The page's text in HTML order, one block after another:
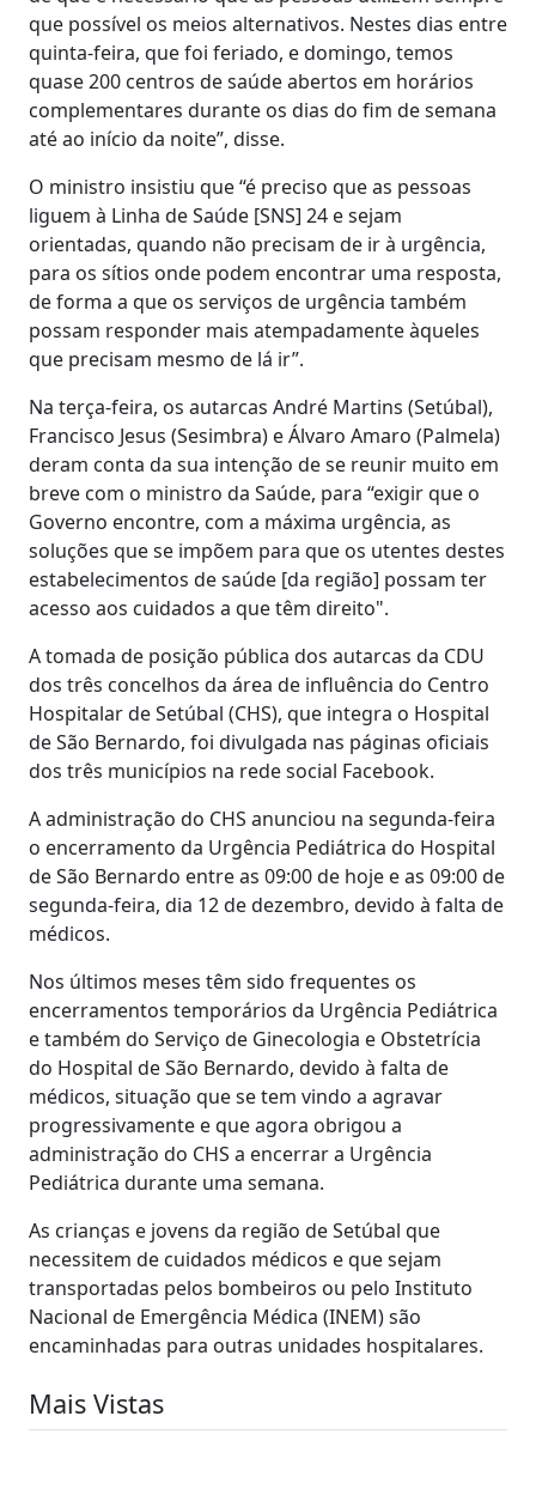
que possível os meios alternativos. Nestes dias entre
quinta-feira, que foi feriado, e domingo, temos
quase 200 centros de saúde abertos em horários
complementares durante os dias do fim de semana
até ao início da noite”, disse.
O ministro insistiu que “é preciso que as pessoas
liguem à Linha de Saúde [SNS] 24 e sejam
orientadas, quando não precisam de ir à urgência,
para os sítios onde podem encontrar uma resposta,
de forma a que os serviços de urgência também
possam responder mais atempadamente àqueles
que precisam mesmo de lá ir”.
Na terça-feira, os autarcas André Martins (Setúbal),
Francisco Jesus (Sesimbra) e Álvaro Amaro (Palmela)
deram conta da sua intenção de se reunir muito em
breve com o ministro da Saúde, para “exigir que o
Governo encontre, com a máxima urgência, as
soluções que se impõem para que os utentes destes
estabelecimentos de saúde [da região] possam ter
acesso aos cuidados a que têm direito".
A tomada de posição pública dos autarcas da CDU
dos três concelhos da área de influência do Centro
Hospitalar de Setúbal (CHS), que integra o Hospital
de São Bernardo, foi divulgada nas páginas oficiais
dos três municípios na rede social Facebook.
A administração do CHS anunciou na segunda-feira
o encerramento da Urgência Pediátrica do Hospital
de São Bernardo entre as 09:00 de hoje e as 09:00 de
segunda-feira, dia 12 de dezembro, devido à falta de
médicos.
Nos últimos meses têm sido frequentes os
encerramentos temporários da Urgência Pediátrica
e também do Serviço de Ginecologia e Obstetrícia
do Hospital de São Bernardo, devido à falta de
médicos, situação que se tem vindo a agravar
progressivamente e que agora obrigou a
administração do CHS a encerrar a Urgência
Pediátrica durante uma semana.
As crianças e jovens da região de Setúbal que
necessitem de cuidados médicos e que sejam
transportadas pelos bombeiros ou pelo Instituto
Nacional de Emergência Médica (INEM) são
encaminhadas para outras unidades hospitalares.
Mais Vistas